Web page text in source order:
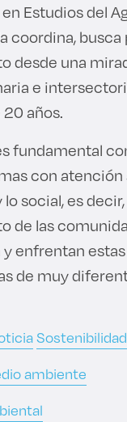
Estudios del
coordina,
desde una
e
años.
fundamental
con atención
social, es decir,
de las
enfrentan estas
de muy
Sostenibilidad
ambiente